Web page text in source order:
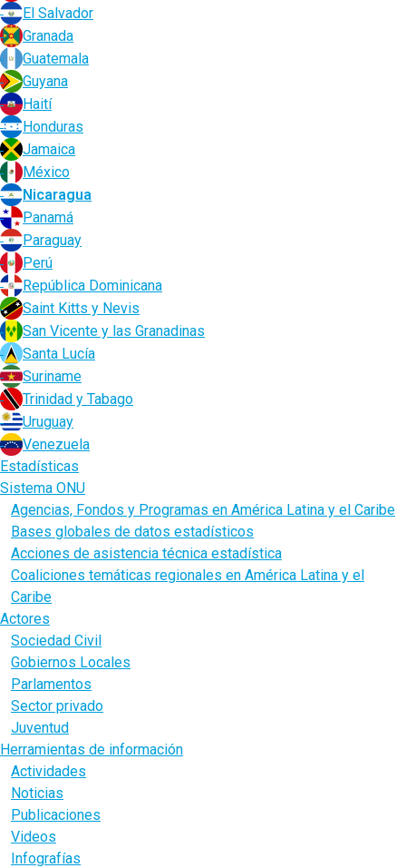
El Salvador
Granada
Guatemala
Guyana
Haití
Honduras
Jamaica
México
Nicaragua
Panamá
Paraguay
Perú
República Dominicana
Saint Kitts y Nevis
San Vicente y las Granadinas
Santa Lucía
Suriname
Trinidad y Tabago
Uruguay
Venezuela
Estadísticas
Sistema ONU
Agencias, Fondos y Programas en América Latina y el Caribe
Bases globales de datos estadísticos
Acciones de asistencia técnica estadística
Coaliciones temáticas regionales en América Latina y el
Caribe
Actores
Sociedad Civil
Gobiernos Locales
Parlamentos
Sector privado
Juventud
Herramientas de información
Actividades
Noticias
Publicaciones
Videos
Infografías